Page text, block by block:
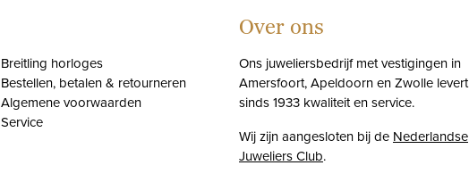
Breitling horloges
Bestellen, betalen & retourneren
Algemene voorwaarden
Service
Over ons
Ons juweliersbedrijf met vestigingen in
Amersfoort, Apeldoorn en Zwolle levert
sinds 1933 kwaliteit en service.
Wij zijn aangesloten bij de Nederlandse
Juweliers Club.